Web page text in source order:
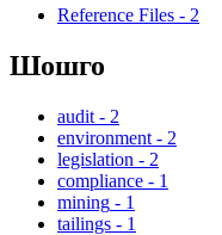
Reference Files - 2
Шошго
audit - 2
environment - 2
legislation - 2
compliance - 1
mining - 1
tailings - 1